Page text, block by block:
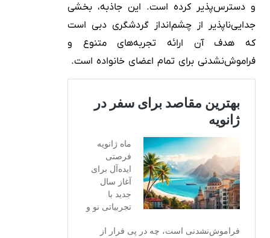
و دسترس‌پذیر کرده است. این جاذبه، بخشی
جدایی‌ناپذیر از چشم‌انداز گردشگری دبی است
که هدف آن ارائه تجربه‌های متنوع و
فراموش‌نشدنی برای تمام اعضای خانواده است.